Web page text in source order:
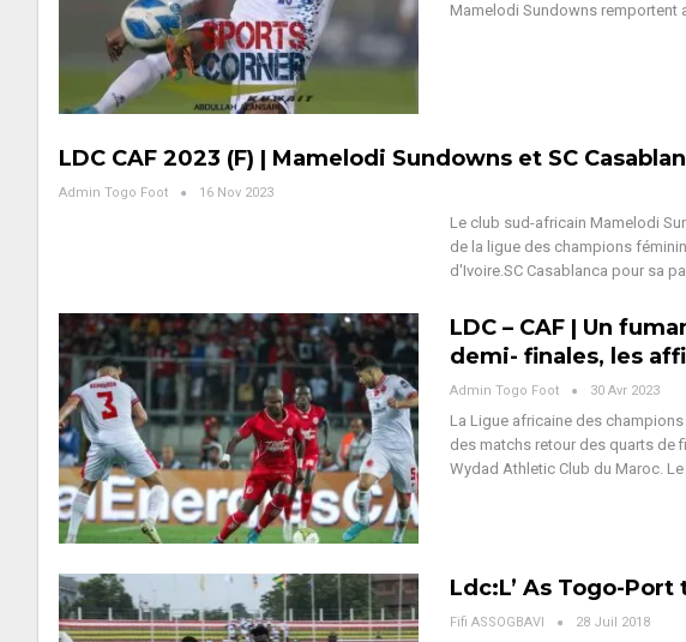
Mamelodi Sundowns remportent
LDC CAF 2023 (F) | Mamelodi Sundowns et SC
Admin Togo Foot 16 Nov 2023
Le club sud-africain Mamelodi
de la ligue des champions
d'Ivoire.SC Casablanca pour sa
LDC – CAF | Un
demi- finales, les
Admin Togo Foot 30 Avr 2023
La Ligue africaine des
des matchs retour des quarts de
Wydad Athletic Club du Maroc.
Ldc:L’ As Togo-
Fifi ASSOGBAVI 28 Juil 2018